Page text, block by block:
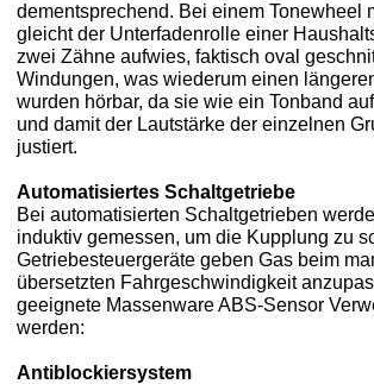
dementsprechend. Bei einem
gleicht der Unterfadenrolle einer
zwei Zähne aufwies, faktisch oval
Windungen, was wiederum einen
wurden hörbar, da sie wie ein Tonband
und damit der Lautstärke der einzelnen
justiert.
Automatisiertes Schaltgetriebe
Bei automatisierten Schaltgetrieben
induktiv gemessen, um die Kupplung zu
Getriebesteuergeräte geben Gas beim
übersetzten Fahrgeschwindigkeit
geeignete Massenware ABS-Sensor
werden:
Antiblockiersystem